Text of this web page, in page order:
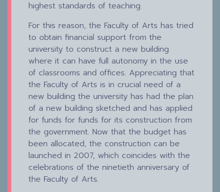
highest standards of teaching.
For this reason, the Faculty of Arts has tried
to obtain financial support from the
university to construct a new building
where it can have full autonomy in the use
of classrooms and offices. Appreciating that
the Faculty of Arts is in crucial need of a
new building the university has had the plan
of a new building sketched and has applied
for funds for funds for its construction from
the government. Now that the budget has
been allocated, the construction can be
launched in 2007, which coincides with the
celebrations of the ninetieth anniversary of
the Faculty of Arts.